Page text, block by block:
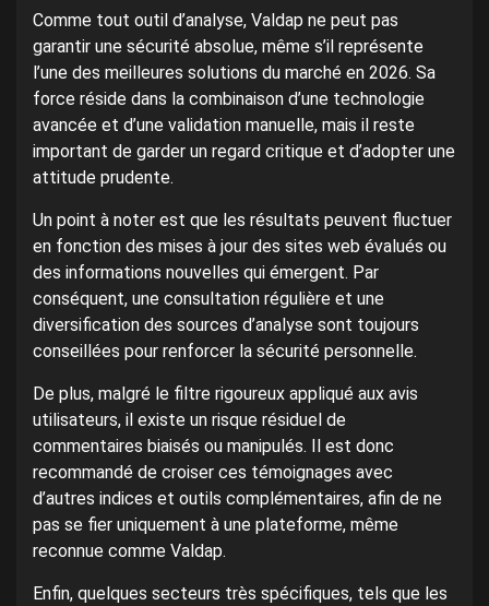
Comme tout outil d’analyse, Valdap ne peut pas
garantir une sécurité absolue, même s’il représente
l’une des meilleures solutions du marché en 2026. Sa
force réside dans la combinaison d’une technologie
avancée et d’une validation manuelle, mais il reste
important de garder un regard critique et d’adopter une
attitude prudente.
Un point à noter est que les résultats peuvent fluctuer
en fonction des mises à jour des sites web évalués ou
des informations nouvelles qui émergent. Par
conséquent, une consultation régulière et une
diversification des sources d’analyse sont toujours
conseillées pour renforcer la sécurité personnelle.
De plus, malgré le filtre rigoureux appliqué aux avis
utilisateurs, il existe un risque résiduel de
commentaires biaisés ou manipulés. Il est donc
recommandé de croiser ces témoignages avec
d’autres indices et outils complémentaires, afin de ne
pas se fier uniquement à une plateforme, même
reconnue comme Valdap.
Enfin, quelques secteurs très spécifiques, tels que les